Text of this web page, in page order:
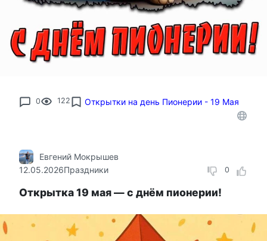
0 122 Открытки на день Пионерии - 19 Мая
0
Евгений Мокрышев
12.05.2026Праздники
Открытка 19 мая — с днём пионерии!